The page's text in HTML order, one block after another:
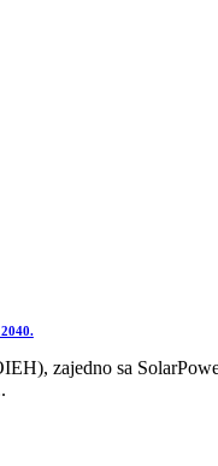
zajedno sa